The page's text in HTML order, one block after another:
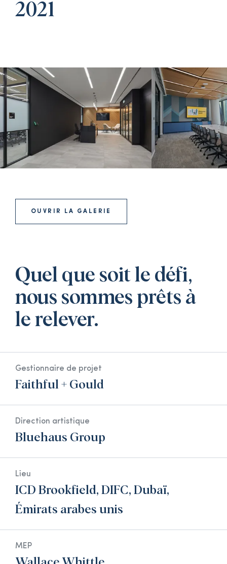
2021
OUVRIR LA GALERIE
Quel que soit le défi,
nous sommes prêts à
le relever.
Gestionnaire de projet
Faithful + Gould
Direction artistique
Bluehaus Group
Lieu
ICD Brookfield, DIFC, Dubaï,
Émirats arabes unis
MEP